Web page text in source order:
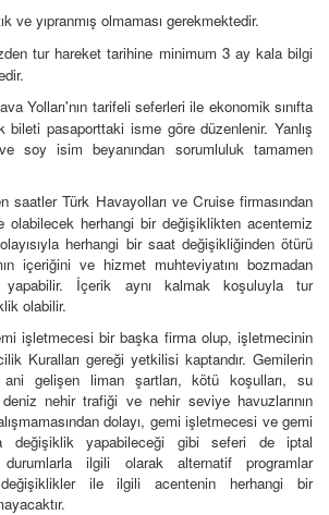
ve yıpranmış olmaması gerekmektedir.
tur hareket tarihine minimum 3 ay kala bilgi
Yolları'nın tarifeli seferleri ile ekonomik sınıfta
bileti pasaporttaki isme göre düzenlenir. Yanlış
soy isim beyanından sorumluluk tamamen
saatler Türk Havayolları ve Cruise firmasından
olabilecek herhangi bir değişiklikten acentemiz
herhangi bir saat değişikliğinden ötürü
içeriğini ve hizmet muhteviyatını bozmadan
yapabilir. İçerik aynı kalmak koşuluyla tur
olabilir.
işletmecesi bir başka firma olup, işletmecinin
Kuralları gereği yetkilisi kaptandır. Gemilerin
ani gelişen liman şartları, kötü koşulları, su
nehir trafiği ve nehir seviye havuzlarının
dolayı, gemi işletmecesi ve gemi
değişiklik yapabileceği gibi seferi de iptal
ilgili olarak alternatif programlar
ile ilgili acentenin herhangi bir